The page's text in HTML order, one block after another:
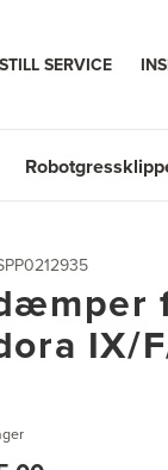
SERVICE
IX/